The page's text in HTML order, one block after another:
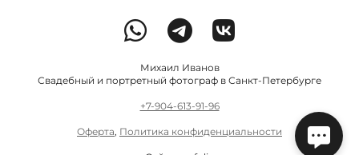
Михаил Иванов
Свадебный и портретный фотограф в Санкт-Петербурге
+7-904-613-91-96
Оферта, Политика конфиденциальности